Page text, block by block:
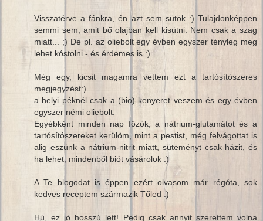
Visszatérve a fánkra, én azt sem sütök :) Tulajdonképpen
semmi sem, amit bő olajban kell kisütni. Nem csak a szag
miatt... ;) De pl. az oliebolt egy évben egyszer tényleg meg
lehet kóstolni - és érdemes is :)
Még egy, kicsit magamra vettem ezt a tartósítószeres
megjegyzést:)
a helyi péknél csak a (bio) kenyeret veszem és egy évben
egyszer némi oliebolt.
Egyébként minden nap főzök, a nátrium-glutamátot és a
tartósítószereket kerülöm, mint a pestist, még felvágottat is
alig eszünk a nátrium-nitrit miatt, süteményt csak házit, és
ha lehet, mindenből biót vásárolok :)
A Te blogodat is éppen ezért olvasom már régóta, sok
kedves receptem származik Tőled :)
Hú, ez jó hosszú lett! Pedig csak annyit szerettem volna